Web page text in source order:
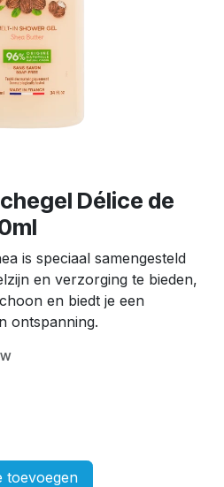
Délice de
is speciaal samengesteld
en verzorging te bieden,
en biedt je een
ontspanning.
toevoegen